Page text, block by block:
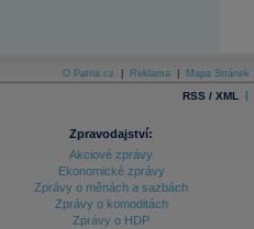
O Patria.cz Reklama Mapa Stránek
RSS / XML |
Zpravodajství:
Akciové zprávy
Ekonomické zprávy
Zprávy o měnách a sazbách
Zprávy o komoditách
Zprávy o HDP